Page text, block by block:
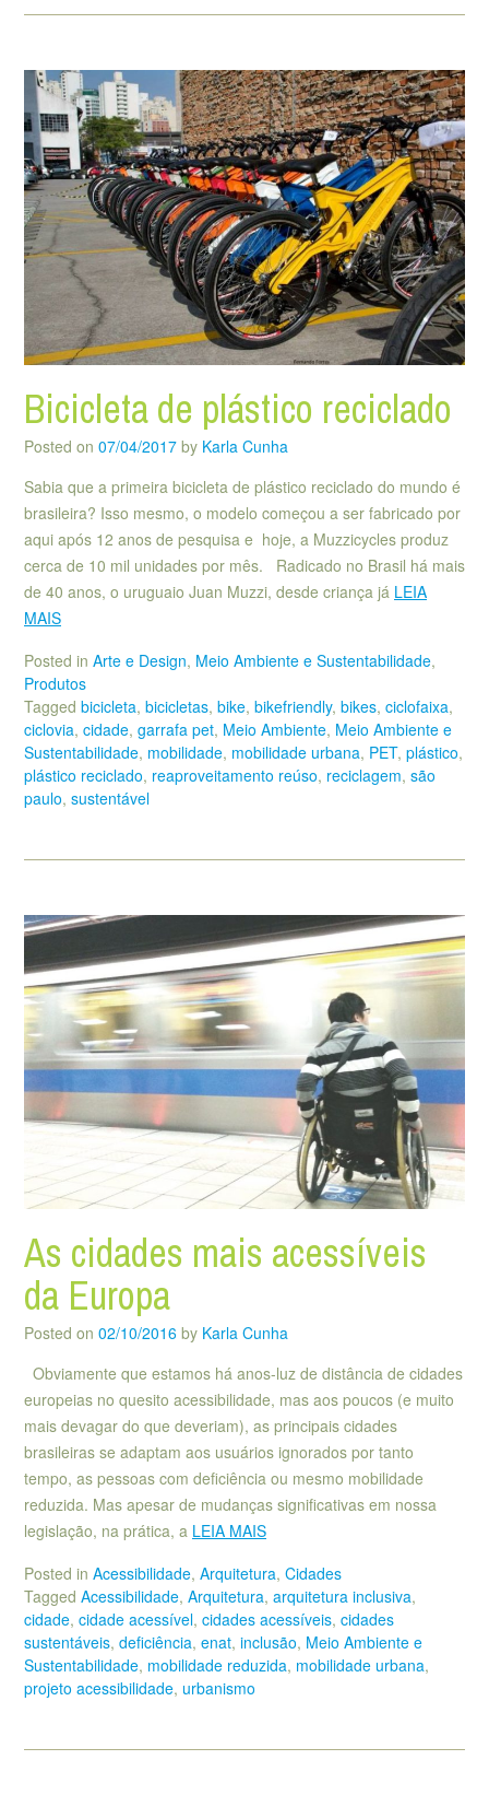
Bicicleta de plástico reciclado
Posted on 07/04/2017 by Karla Cunha
Sabia que a primeira bicicleta de plástico reciclado do mundo é
brasileira? Isso mesmo, o modelo começou a ser fabricado por
aqui após 12 anos de pesquisa e hoje, a Muzzicycles produz
cerca de 10 mil unidades por mês. Radicado no Brasil há mais
de 40 anos, o uruguaio Juan Muzzi, desde criança já LEIA
MAIS
Posted in Arte e Design, Meio Ambiente e Sustentabilidade,
Produtos
Tagged bicicleta, bicicletas, bike, bikefriendly, bikes, ciclofaixa,
ciclovia, cidade, garrafa pet, Meio Ambiente, Meio Ambiente e
Sustentabilidade, mobilidade, mobilidade urbana, PET, plástico,
plástico reciclado, reaproveitamento reúso, reciclagem, são
paulo, sustentável
As cidades mais acessíveis
da Europa
Posted on 02/10/2016 by Karla Cunha
Obviamente que estamos há anos-luz de distância de cidades
europeias no quesito acessibilidade, mas aos poucos (e muito
mais devagar do que deveriam), as principais cidades
brasileiras se adaptam aos usuários ignorados por tanto
tempo, as pessoas com deficiência ou mesmo mobilidade
reduzida. Mas apesar de mudanças significativas em nossa
legislação, na prática, a LEIA MAIS
Posted in Acessibilidade, Arquitetura, Cidades
Tagged Acessibilidade, Arquitetura, arquitetura inclusiva,
cidade, cidade acessível, cidades acessíveis, cidades
sustentáveis, deficiência, enat, inclusão, Meio Ambiente e
Sustentabilidade, mobilidade reduzida, mobilidade urbana,
projeto acessibilidade, urbanismo